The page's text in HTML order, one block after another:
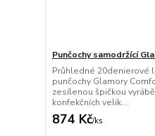
Punčochy samodržící
Průhledné 20denierové
punčochy Glamory
zesílenou špičkou
konfekčních velik...
874 Kč/ks